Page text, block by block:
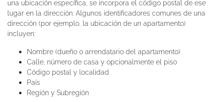
una ubicación específica, se incorpora el código postal de ese
lugar en la dirección. Algunos identificadores comunes de una
dirección (por ejemplo, la ubicación de un apartamento)
incluyen:
Nombre (dueño o arrendatario del apartamento)
Calle, número de casa y opcionalmente el piso
Código postal y localidad
País
Región y Subregión